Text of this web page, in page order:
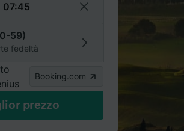
59)
fedeltà
Booking.com
prezzo